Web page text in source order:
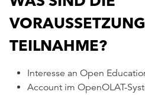
TEILNAHME?
Interesse an Open
Account im OpenOLAT-